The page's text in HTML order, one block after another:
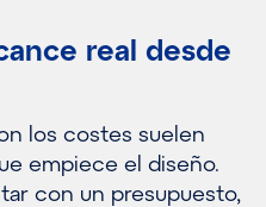
real desde
los costes suelen
empiece el diseño.
con un presupuesto,